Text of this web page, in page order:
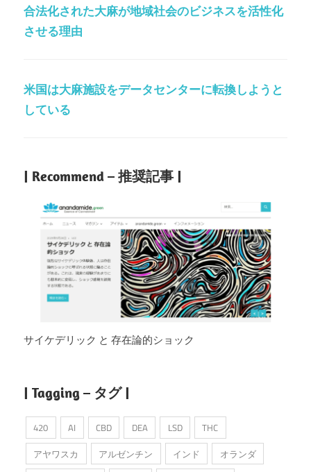
合法化された大麻が地域社会のビジネスを活性化
させる理由
米国は大麻施設をデータセンターに転換しようと
している
| Recommend – 推奨記事 |
サイケデリック と 存在論的ショック
| Tagging – タグ |
420 AI CBD DEA LSD
THC
アヤワスカ
アルゼンチン インド
オランダ